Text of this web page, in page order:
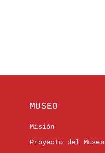
MUSEO
Misión
Proyecto del Museo